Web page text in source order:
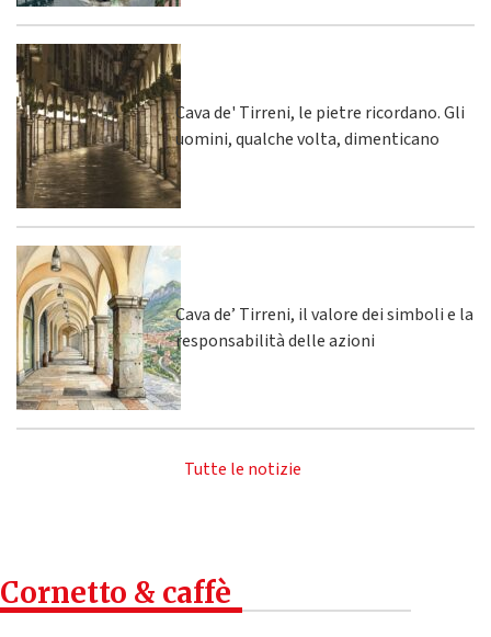
Cava de' Tirreni, le pietre ricordano. Gli
uomini, qualche volta, dimenticano
Cava de’ Tirreni, il valore dei simboli e la
responsabilità delle azioni
Tutte le notizie
Cornetto & caffè